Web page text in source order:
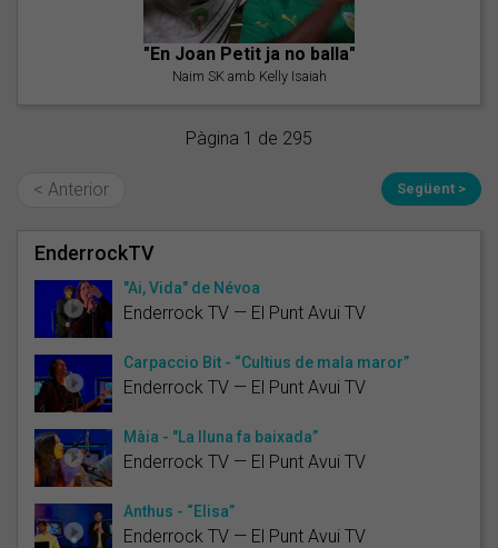
"En Joan Petit ja no balla"
Naim SK amb Kelly Isaiah
Pàgina 1 de 295
< Anterior Següent >
EnderrockTV
"Ai, Vida" de Névoa
Enderrock TV — El Punt Avui TV
Carpaccio Bit - “Cultius de mala maror”
Enderrock TV — El Punt Avui TV
Màia - "La lluna fa baixada”
Enderrock TV — El Punt Avui TV
Anthus - “Elisa”
Enderrock TV — El Punt Avui TV